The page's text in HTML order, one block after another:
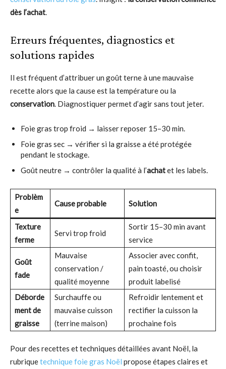
dès l’achat.
Erreurs fréquentes, diagnostics et
solutions rapides
Il est fréquent d’attribuer un goût terne à une mauvaise
recette alors que la cause est la température ou la
conservation. Diagnostiquer permet d’agir sans tout jeter.
Foie gras trop froid → laisser reposer 15–30 min.
Foie gras sec → vérifier si la graisse a été protégée
pendant le stockage.
Goût neutre → contrôler la qualité à l’achatet les labels.
Problèm
e
Cause probable Solution
Texture
ferme
Servi trop froid
Sortir 15–30 min avant
service
Goût
fade
Mauvaise
conservation /
qualité moyenne
Associer avec confit,
pain toasté, ou choisir
produit labelisé
Déborde
ment de
graisse
Surchauffe ou
mauvaise cuisson
(terrine maison)
Refroidir lentement et
rectifier la cuisson la
prochaine fois
Pour des recettes et techniques détaillées avant Noël, la
rubriquetechnique foie gras Noël propose étapes claires et